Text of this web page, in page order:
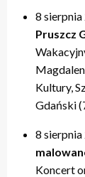
8 sierpnia
Pruszcz
Kultury,
Gdański
8 sierpnia
Koncert